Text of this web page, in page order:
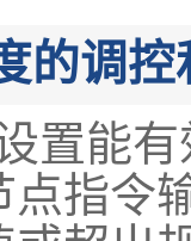
的调控
置能
点指令